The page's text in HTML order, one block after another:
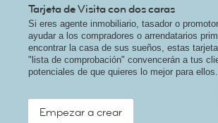
Tarjeta de Visita con dos caras
Si eres agente inmobiliario, tasador o
ayudar a los compradores o arrendatarios
encontrar la casa de sus sueños, estas
"lista de comprobación" convencerán a tus
potenciales de que quieres lo mejor para ellos.
Empezar a crear